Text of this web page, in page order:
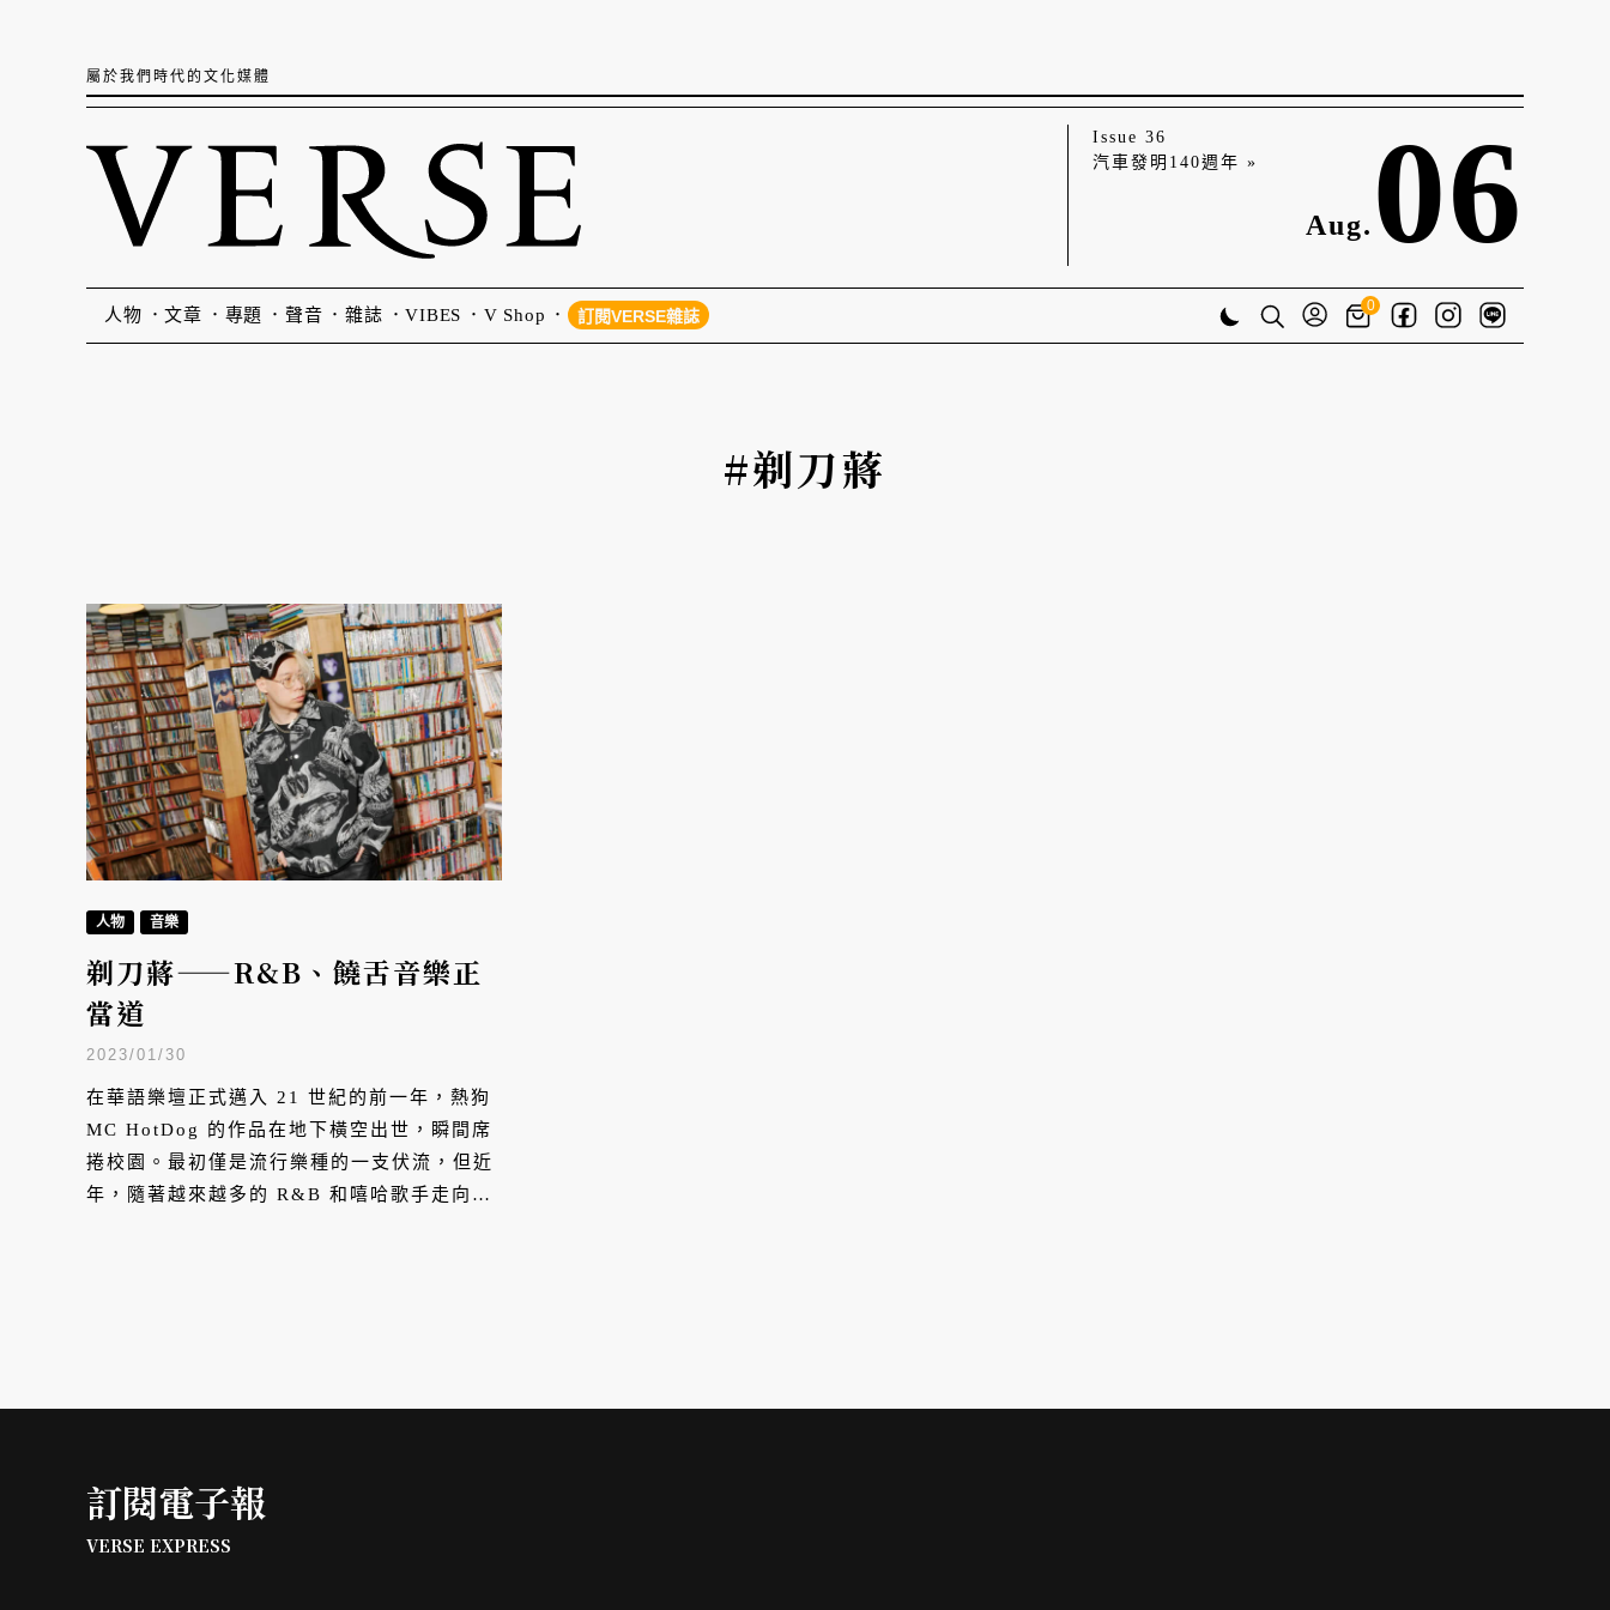
屬於我們時代的文化媒體
Issue 36
汽車發明140週年 »
Aug. 06
人物 文章 專題 聲音 雜誌 VIBES V Shop 訂閱VERSE雜誌
0
#剃刀蔣
人物 音樂
剃刀蔣——R&B、饒舌音樂正
當道
2023/01/30
在華語樂壇正式邁入 21 世紀的前一年，熱狗
MC HotDog 的作品在地下橫空出世，瞬間席
捲校園。最初僅是流行樂種的一支伏流，但近
年，隨著越來越多的 R&B 和嘻哈歌手走向流
訂閱電子報
VERSE EXPRESS